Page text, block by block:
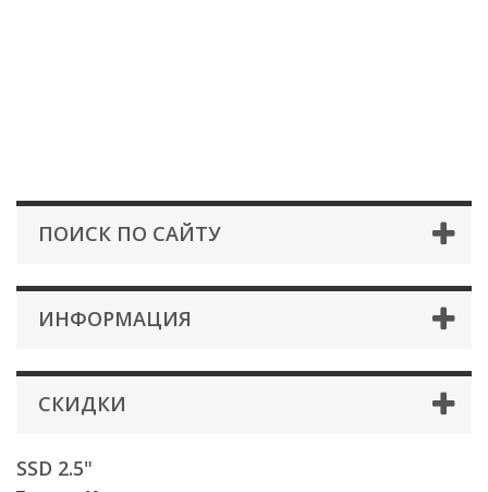
ПОИСК ПО САЙТУ
ИНФОРМАЦИЯ
СКИДКИ
SSD 2.5"